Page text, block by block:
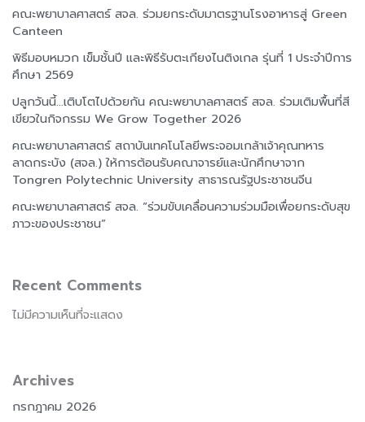
คณะพยาบาลศาสตร์ สจล. ร่วมยกระดับมาตรฐานโรงอาหารสู่ Green
Canteen
พิธีมอบหมวก เข็มชั้นปี และพิธีรับตะเกียงไนติงเกล รุ่นที่ 1 ประจำปีการ
ศึกษา 2569
ปลูกวันนี้…เติบโตไปด้วยกัน คณะพยาบาลศาสตร์ สจล. ร่วมเติมพื้นที่สี
เขียวในกิจกรรม We Grow Together 2026
คณะพยาบาลศาสตร์ สถาบันเทคโนโลยีพระจอมเกล้าเจ้าคุณทหาร
ลาดกระบัง (สจล.) ให้การต้อนรับคณาจารย์และนักศึกษาจาก
Tongren Polytechnic University สาธารณรัฐประชาชนจีน
คณะพยาบาลศาสตร์ สจล. “ร่วมขับเคลื่อนความร่วมมือเพื่อยกระดับสุข
ภาวะของประชาชน”
Recent Comments
ไม่มีความเห็นที่จะแสดง
Archives
กรกฎาคม 2026